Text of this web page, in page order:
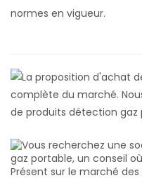
normes en vigueur.